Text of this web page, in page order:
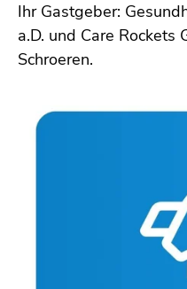
Ihr Gastgeber:
a.D. und Care Rockets
Schroeren.